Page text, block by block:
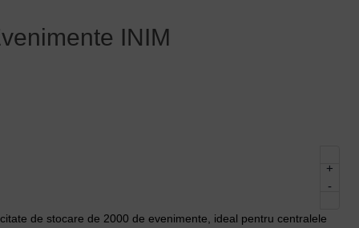
INIM
-
+
de stocare de 2000 de evenimente, ideal pentru centralele